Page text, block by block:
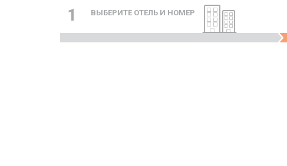
1 ВЫБЕРИТЕ ОТЕЛЬ И НОМЕР